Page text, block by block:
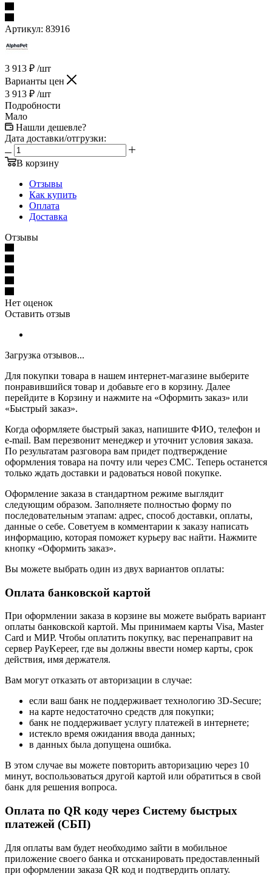
Артикул: 83916
3 913 ₽ /шт
Варианты цен
3 913 ₽ /шт
Подробности
Мало
Нашли дешевле?
Дата доставки/отгрузки:
В корзину
Отзывы
Как купить
Оплата
Доставка
Отзывы
Нет оценок
Оставить отзыв
Загрузка отзывов...
Для покупки товара в нашем интернет-магазине выберите
понравившийся товар и добавьте его в корзину. Далее
перейдите в Корзину и нажмите на «Оформить заказ» или
«Быстрый заказ».
Когда оформляете быстрый заказ, напишите ФИО, телефон и
e-mail. Вам перезвонит менеджер и уточнит условия заказа.
По результатам разговора вам придет подтверждение
оформления товара на почту или через СМС. Теперь останется
только ждать доставки и радоваться новой покупке.
Оформление заказа в стандартном режиме выглядит
следующим образом. Заполняете полностью форму по
последовательным этапам: адрес, способ доставки, оплаты,
данные о себе. Советуем в комментарии к заказу написать
информацию, которая поможет курьеру вас найти. Нажмите
кнопку «Оформить заказ».
Вы можете выбрать один из двух вариантов оплаты:
Оплата банковской картой
При оформлении заказа в корзине вы можете выбрать вариант
оплаты банковской картой. Мы принимаем карты Visa, Master
Card и МИР. Чтобы оплатить покупку, вас перенаправит на
сервер PayKepeer, где вы должны ввести номер карты, срок
действия, имя держателя.
Вам могут отказать от авторизации в случае:
если ваш банк не поддерживает технологию 3D-Secure;
на карте недостаточно средств для покупки;
банк не поддерживает услугу платежей в интернете;
истекло время ожидания ввода данных;
в данных была допущена ошибка.
В этом случае вы можете повторить авторизацию через 10
минут, воспользоваться другой картой или обратиться в свой
банк для решения вопроса.
Оплата по QR коду через Систему быстрых
платежей (СБП)
Для оплаты вам будет необходимо зайти в мобильное
приложение своего банка и отсканировать предоставленный
при оформлении заказа QR код и подтвердить оплату.